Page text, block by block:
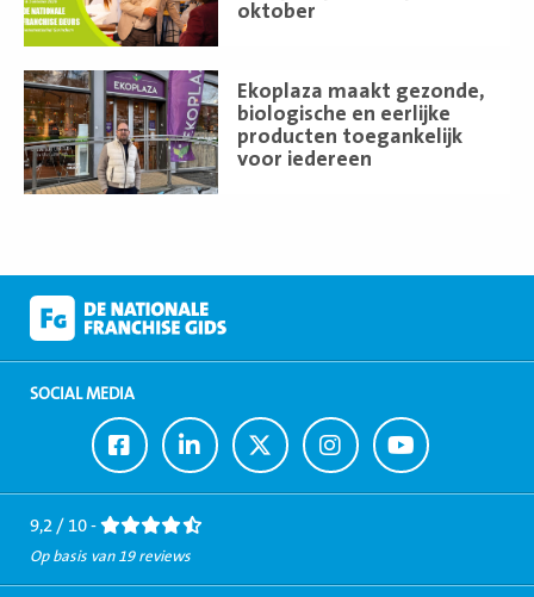
oktober
Ekoplaza maakt gezonde,
biologische en eerlijke
producten toegankelijk
voor iedereen
Lees
meer
SOCIAL MEDIA
Ga
naar
Facebook
Ga
naar
LinkedIn
Ga
naar
Twitter
Ga
naar
Instagram
Ga
naar
Youtube
9,2 / 10 -
Op basis van 19 reviews